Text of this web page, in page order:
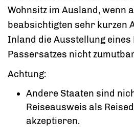
Wohnsitz im Ausland, wenn
beabsichtigten sehr kurzen
Inland die Ausstellung eines
Passersatzes nicht
Achtung:
Andere Staaten sind
Reiseausweis als
akzeptieren.